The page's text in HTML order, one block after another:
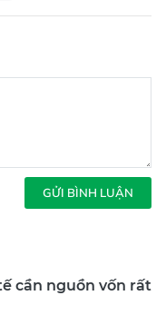
GỬI BÌNH LUẬN
cần nguồn vốn rất